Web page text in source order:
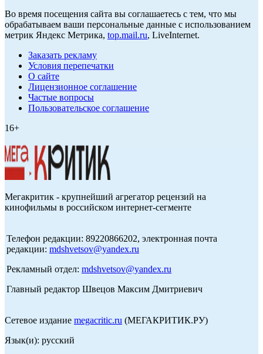
Во время посещения сайта вы соглашаетесь с тем, что мы
обрабатываем ваши персональные данные с использованием
метрик Яндекс Метрика, top.mail.ru, LiveInternet.
Заказать рекламу
Условия перепечатки
О сайте
Лицензионное соглашение
Частые вопросы
Пользовательское соглашение
16+
Мегакритик - крупнейший агрегатор рецензий на
кинофильмы в российском интернет-сегменте
Телефон редакции: 89220866202, электронная почта
редакции: mdshvetsov@yandex.ru
Рекламный отдел: mdshvetsov@yandex.ru
Главный редактор Швецов Максим Дмитриевич
Сетевое издание megacritic.ru (МЕГАКРИТИК.РУ)
Язык(и): русский